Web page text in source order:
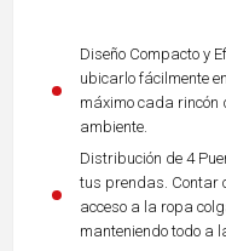
Diseño Compacto y
ubicarlo fácilmente
máximo cada rincón
ambiente.
Distribución de 4
tus prendas. Contar
acceso a la ropa
manteniendo todo a